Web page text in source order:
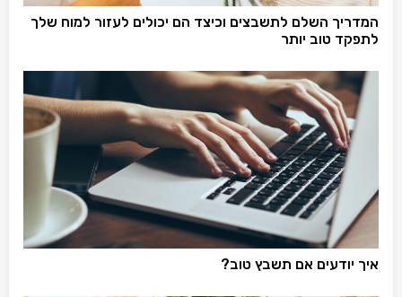
המדריך השלם לתשבצים וכיצד הם יכולים לעזור למוח שלך
לתפקד טוב יותר
איך יודעים אם תשבץ טוב?